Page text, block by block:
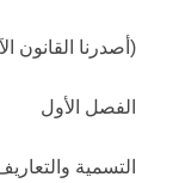
(أصدرنا القانون
الفصل الأول
التسمية